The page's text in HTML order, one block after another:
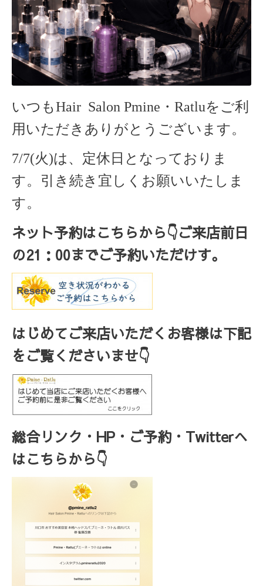
いつもHair Salon Pmine・Ratluをご利
用いただきありがとうございます。
7/7(火)は、定休日 となっておりま
す。 引き続き宜しくお願いいたしま
す。
ネット予約はこちらから👇ご来店前日
の21 ： 00までご予約いただけす。
はじめてご来店いただくお客様は下記
をご覧くださいませ👇
総合リンク・HP・ご予約・Twitterへ
はこちらから👇